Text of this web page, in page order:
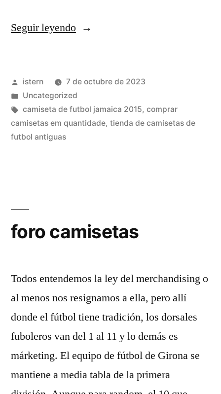
Seguir leyendo«camiseta
Publicado
por
istern
7 de octubre de 2023
Publicado
en
Uncategorized
Etiquetas:
camiseta de futbol jamaica 2015, comprar
camisetas em quantidade, tienda de camisetas de
futbol antiguas
foro camisetas
Todos entendemos la ley del merchandising o
al menos nos resignamos a ella, pero allí
donde el fútbol tiene tradición, los dorsales
fuboleros van del 1 al 11 y lo demás es
márketing. El equipo de fútbol de Girona se
mantiene a media tabla de la primera